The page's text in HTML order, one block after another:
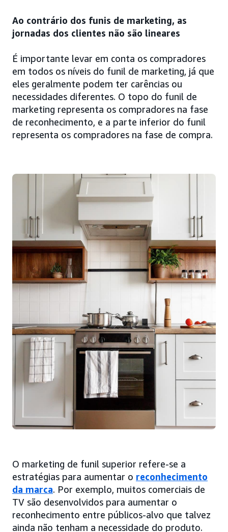
Ao contrário dos funis de marketing, as
jornadas dos clientes não são lineares
É importante levar em conta os compradores
em todos os níveis do funil de marketing, já que
eles geralmente podem ter carências ou
necessidades diferentes. O topo do funil de
marketing representa os compradores na fase
de reconhecimento, e a parte inferior do funil
representa os compradores na fase de compra.
O marketing de funil superior refere-se a
estratégias para aumentar o reconhecimento
da marca. Por exemplo, muitos comerciais de
TV são desenvolvidos para aumentar o
reconhecimento entre públicos-alvo que talvez
ainda não tenham a necessidade do produto.